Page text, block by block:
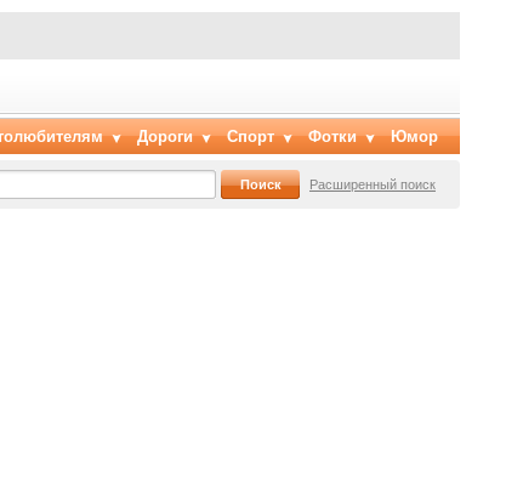
Дороги Спорт Фотки Юмор
Расширенный поиск